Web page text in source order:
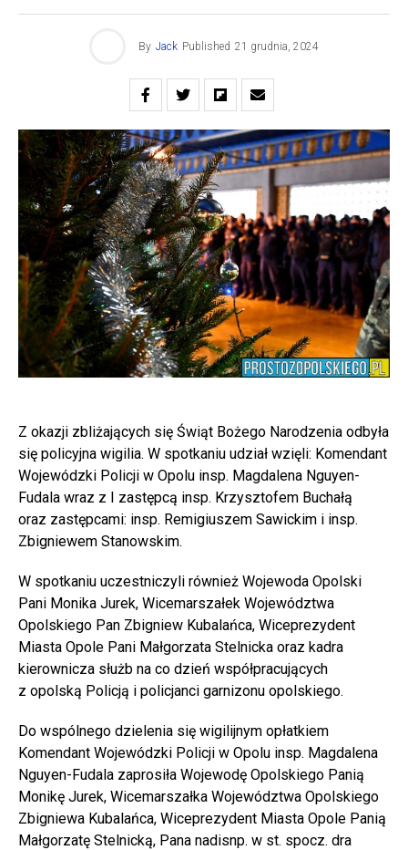
By Jack Published 21 grudnia, 2024
Z okazji zbliżających się Świąt Bożego Narodzenia odbyła
się policyjna wigilia. W spotkaniu udział wzięli: Komendant
Wojewódzki Policji w Opolu insp. Magdalena Nguyen-
Fudala wraz z I zastępcą insp. Krzysztofem Buchałą
oraz zastępcami: insp. Remigiuszem Sawickim i insp.
Zbigniewem Stanowskim.
W spotkaniu uczestniczyli również Wojewoda Opolski
Pani Monika Jurek, Wicemarszałek Województwa
Opolskiego Pan Zbigniew Kubalańca, Wiceprezydent
Miasta Opole Pani Małgorzata Stelnicka oraz kadra
kierownicza służb na co dzień współpracujących
z opolską Policją i policjanci garnizonu opolskiego.
Do wspólnego dzielenia się wigilijnym opłatkiem
Komendant Wojewódzki Policji w Opolu insp. Magdalena
Nguyen-Fudala zaprosiła Wojewodę Opolskiego Panią
Monikę Jurek, Wicemarszałka Województwa Opolskiego
Zbigniewa Kubalańca, Wiceprezydent Miasta Opole Panią
Małgorzatę Stelnicką, Pana nadisnp. w st. spocz. dra